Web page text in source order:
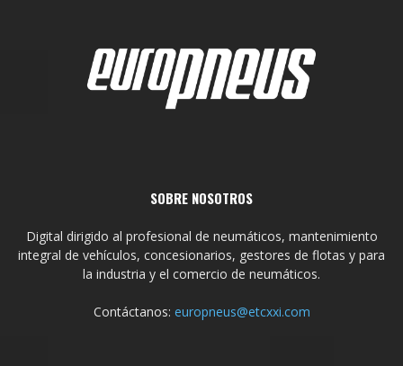
SOBRE NOSOTROS
Digital dirigido al profesional de neumáticos, mantenimiento
integral de vehículos, concesionarios, gestores de flotas y para
la industria y el comercio de neumáticos.
Contáctanos: europneus@etcxxi.com